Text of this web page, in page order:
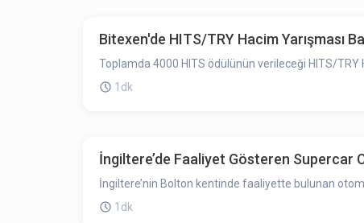
Bitexen'de HITS/TRY Hacim Yarışması
Toplamda 4000 HITS ödülünün verileceği HITS/TRY
1dk
İngiltere’de Faaliyet Gösteren Supercar
İngiltere’nin Bolton kentinde faaliyette bulunan
1dk